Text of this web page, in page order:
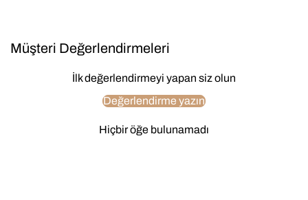
Müşteri Değerlendirmeleri
İlk değerlendirmeyi yapan siz olun
Değerlendirme yazın
Hiçbir öğe bulunamadı